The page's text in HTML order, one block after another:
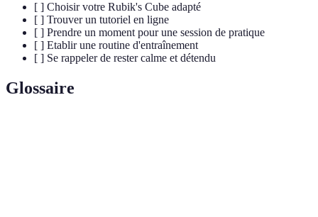
[ ] Choisir votre Rubik's Cube adapté
[ ] Trouver un tutoriel en ligne
[ ] Prendre un moment pour une session de pratique
[ ] Etablir une routine d'entraînement
[ ] Se rappeler de rester calme et détendu
Glossaire